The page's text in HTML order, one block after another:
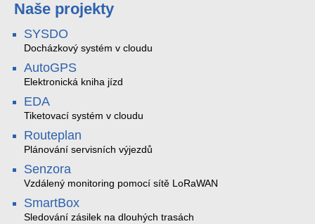
Naše projekty
SYSDO
Docházkový systém v cloudu
AutoGPS
Elektronická kniha jízd
EDA
Tiketovací systém v cloudu
Routeplan
Plánování servisních výjezdů
Senzora
Vzdálený monitoring pomocí sítě LoRaWAN
SmartBox
Sledování zásilek na dlouhých trasách